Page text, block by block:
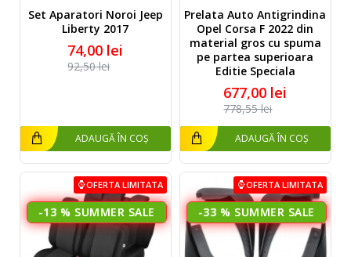
Set Aparatori Noroi Jeep
Liberty 2017
74,00 lei
92,50 lei
ADAUGĂ ÎN COȘ
Prelata Auto Antigrindina
Opel Corsa F 2022 din
material gros cu spuma
pe partea superioara
Editie Speciala
677,00 lei
778,55 lei
ADAUGĂ ÎN COȘ
OFERTA LIMITATA
-13 %
OFERTA LIMITATA
-33 %